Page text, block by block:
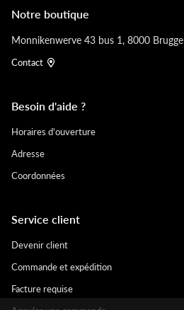
Notre boutique
Monnikenwerve 43 bus 1, 8000 Brugge
Contact
Besoin d'aide ?
Horaires d'ouverture
Adresse
Coordonnées
Service client
Devenir client
Commande et expédition
Facture requise